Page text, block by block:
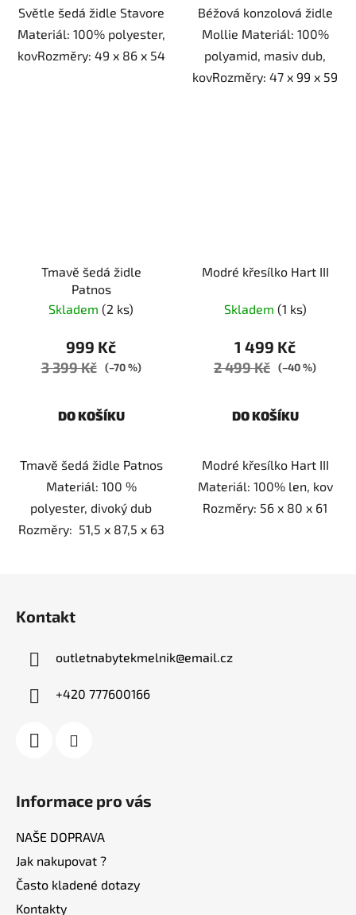
Světle šedá židle Stavore
Materiál: 100% polyester,
kovRozměry: 49 x 86 x 54
Béžová konzolová židle
Mollie Materiál: 100%
polyamid, masiv dub,
kovRozměry: 47 x 99 x 59
Tmavě šedá židle
Patnos
Skladem (2 ks)
999 Kč
3 399 Kč (–70 %)
DO KOŠÍKU
Tmavě šedá židle Patnos
Materiál: 100 %
polyester, divoký dub
Rozměry: 51,5 x 87,5 x 63
Modré křesílko Hart III
Skladem (1 ks)
1 499 Kč
2 499 Kč (–40 %)
DO KOŠÍKU
Modré křesílko Hart III
Materiál: 100% len, kov
Rozměry: 56 x 80 x 61
Kontakt
outletnabytekmelnik@email.cz
+420 777600166
Informace pro vás
NAŠE DOPRAVA
Jak nakupovat ?
Často kladené dotazy
Kontakty